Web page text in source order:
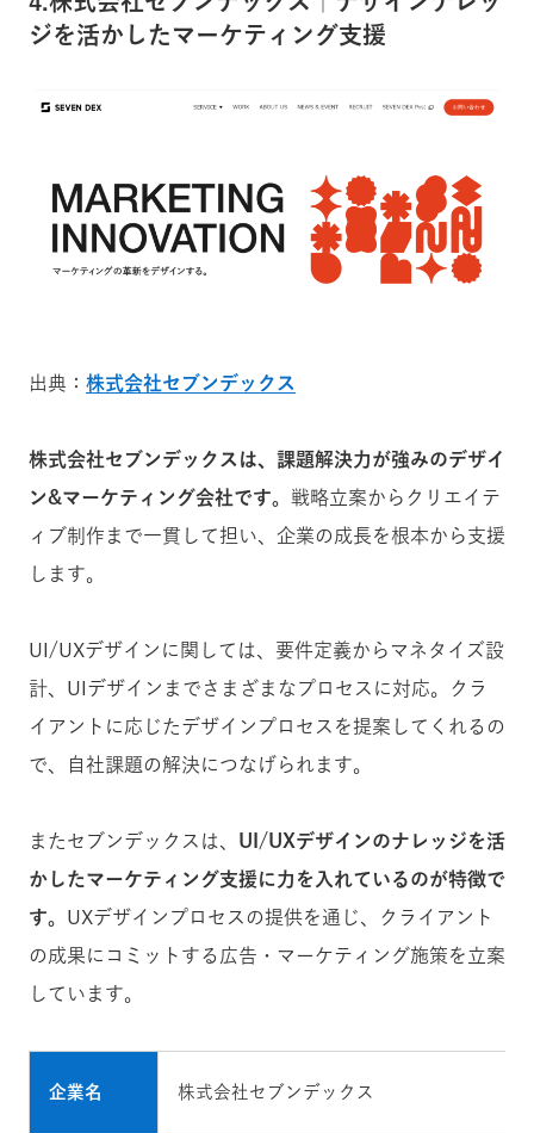
ジを活かしたマーケティング支援
出典： 株式会社セブンデックス
株式会社セブンデックスは、課題解決力が強みのデザイ
ン&マーケティング会社です。 戦略立案からクリエイテ
ィブ制作まで一貫して担い、企業の成長を根本から支援
します。
UI/UXデザインに関しては、要件定義からマネタイズ設
計、UIデザインまでさまざまなプロセスに対応。クラ
イアントに応じたデザインプロセスを提案してくれるの
で、自社課題の解決につなげられます。
またセブンデックスは、 UI/UXデザインのナレッジを活
かしたマーケティング支援に力を入れているのが特徴で
す。 UXデザインプロセスの提供を通じ、クライアント
の成果にコミットする広告・マーケティング施策を立案
しています。
企業名 株式会社セブンデックス